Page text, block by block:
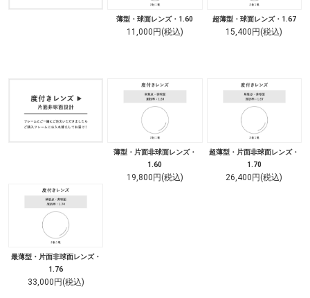
薄型・球面レンズ・1.60
11,000円(税込)
超薄型・球面レンズ・1.67
15,400円(税込)
薄型・片面非球面レンズ・
1.60
19,800円(税込)
超薄型・片面非球面レンズ・
1.70
26,400円(税込)
最薄型・片面非球面レンズ・
1.76
33,000円(税込)